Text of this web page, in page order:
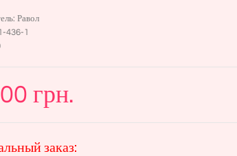
Равол
436-1
грн.
заказ: